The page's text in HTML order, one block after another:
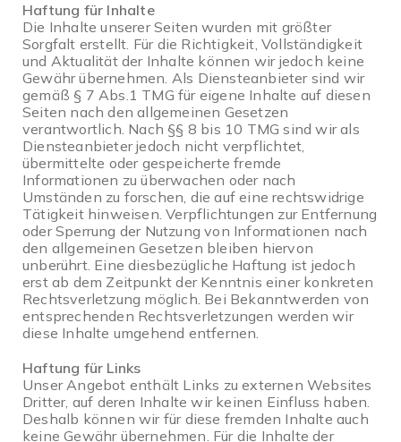
Haftung für Inhalte
Die Inhalte unserer Seiten wurden mit größter
Sorgfalt erstellt. Für die Richtigkeit, Vollständigkeit
und Aktualität der Inhalte können wir jedoch keine
Gewähr übernehmen. Als Diensteanbieter sind wir
gemäß § 7 Abs.1 TMG für eigene Inhalte auf diesen
Seiten nach den allgemeinen Gesetzen
verantwortlich. Nach §§ 8 bis 10 TMG sind wir als
Diensteanbieter jedoch nicht verpflichtet,
übermittelte oder gespeicherte fremde
Informationen zu überwachen oder nach
Umständen zu forschen, die auf eine rechtswidrige
Tätigkeit hinweisen. Verpflichtungen zur Entfernung
oder Sperrung der Nutzung von Informationen nach
den allgemeinen Gesetzen bleiben hiervon
unberührt. Eine diesbezügliche Haftung ist jedoch
erst ab dem Zeitpunkt der Kenntnis einer konkreten
Rechtsverletzung möglich. Bei Bekanntwerden von
entsprechenden Rechtsverletzungen werden wir
diese Inhalte umgehend entfernen.
Haftung für Links
Unser Angebot enthält Links zu externen Websites
Dritter, auf deren Inhalte wir keinen Einfluss haben.
Deshalb können wir für diese fremden Inhalte auch
keine Gewähr übernehmen. Für die Inhalte der